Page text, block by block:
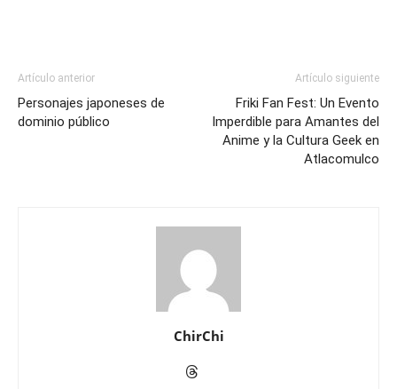
Artículo anterior
Personajes japoneses de
dominio público
Artículo siguiente
Friki Fan Fest: Un Evento
Imperdible para Amantes del
Anime y la Cultura Geek en
Atlacomulco
ChirChi